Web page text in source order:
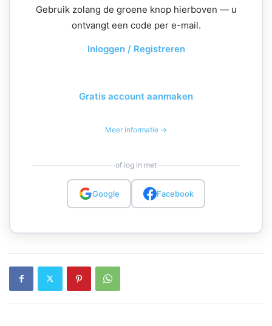
Gebruik zolang de groene knop hierboven — u
ontvangt een code per e-mail.
Inloggen / Registreren
Gratis account aanmaken
Meer informatie →
of log in met
Google Facebook